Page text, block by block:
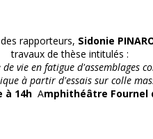
rapporteurs, Sidonie
travaux de thèse intitulés :
vie en fatigue d'assemblages
à partir d'essais sur colle
à 14h Amphithéâtre Fournel